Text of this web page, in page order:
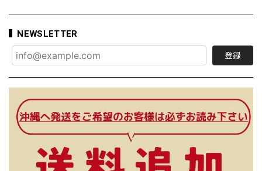
NEWSLETTER
登録